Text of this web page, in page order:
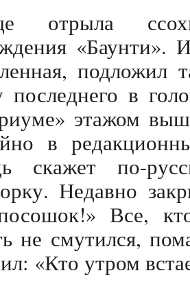
отрыла
«Баунти».
подложил
в
этажом
в
скажет по-
Недавно
Все,
не смутился,
«Кто утром